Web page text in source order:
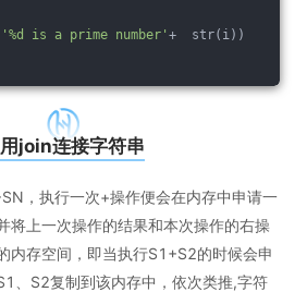
'%d is a prime number' +  str(i))
join连接字符串
，执行一次+操作便会在内存中申请一
将上一次操作的结果和本次操作的右操
内存空间，即当执行S1+S2的时候会申
、S2复制到该内存中，依次类推,字符